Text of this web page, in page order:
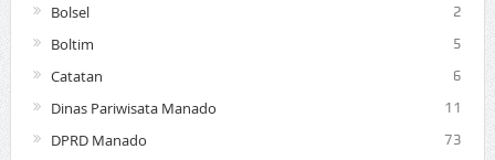
Bolsel 2
Boltim 5
Catatan 6
Dinas Pariwisata Manado 11
DPRD Manado 73